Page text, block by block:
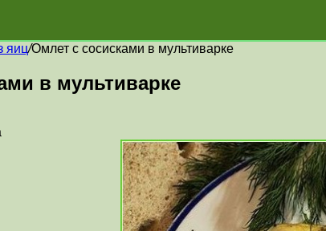
яиц/Омлет с сосисками в мультиварке
в мультиварке